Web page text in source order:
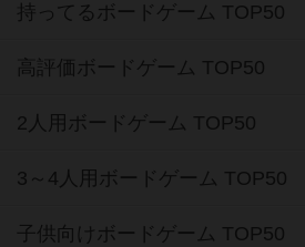
持ってるボードゲーム TOP50
高評価ボードゲーム TOP50
2人用ボードゲーム TOP50
3～4人用ボードゲーム TOP50
子供向けボードゲーム TOP50